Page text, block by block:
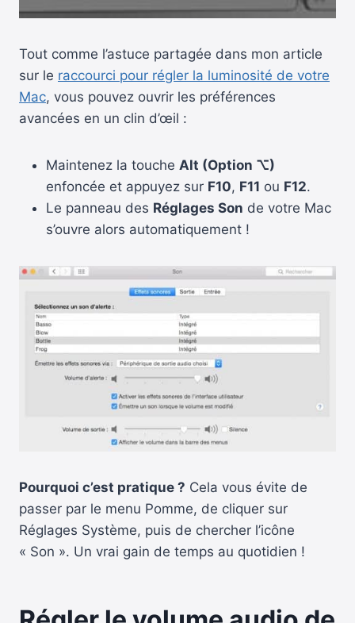
Tout comme l’astuce partagée dans mon article
sur le raccourci pour régler la luminosité de votre
Mac, vous pouvez ouvrir les préférences
avancées en un clin d’œil :
Maintenez la touche Alt (Option ⌥)
enfoncée et appuyez sur F10, F11 ou F12.
Le panneau des Réglages Son de votre Mac
s’ouvre alors automatiquement !
Pourquoi c’est pratique ? Cela vous évite de
passer par le menu Pomme, de cliquer sur
Réglages Système, puis de chercher l’icône
« Son ». Un vrai gain de temps au quotidien !